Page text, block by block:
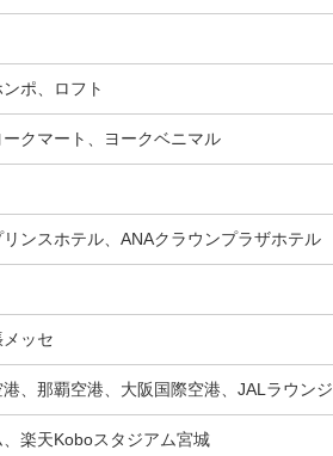
ポ、ロフト
クマート、ヨークベニマル
ンスホテル、ANAクラウンプラザホテル
ッセ
、那覇空港、大阪国際空港、JALラウンジ
楽天Koboスタジアム宮城